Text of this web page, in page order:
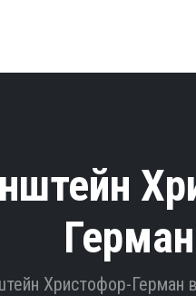
Христофор-Герман